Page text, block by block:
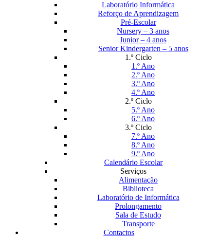
Laboratório Informática
Reforço de Aprendizagem
Pré-Escolar
Nursery – 3 anos
Junior – 4 anos
Senior Kindergarten – 5 anos
1.º Ciclo
1.º Ano
2.º Ano
3.º Ano
4.º Ano
2.º Ciclo
5.º Ano
6.º Ano
3.º Ciclo
7.º Ano
8.º Ano
9.º Ano
Calendário Escolar
Serviços
Alimentação
Biblioteca
Laboratório de Informática
Prolongamento
Sala de Estudo
Transporte
Contactos